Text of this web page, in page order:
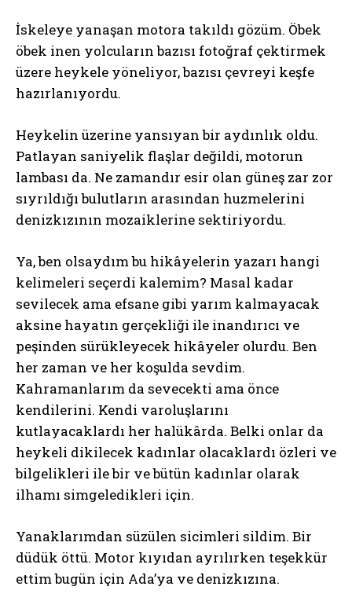
İskeleye yanaşan motora takıldı gözüm. Öbek
öbek inen yolcuların bazısı fotoğraf çektirmek
üzere heykele yöneliyor, bazısı çevreyi keşfe
hazırlanıyordu.
Heykelin üzerine yansıyan bir aydınlık oldu.
Patlayan saniyelik flaşlar değildi, motorun
lambası da. Ne zamandır esir olan güneş zar zor
sıyrıldığı bulutların arasından huzmelerini
denizkızının mozaiklerine sektiriyordu.
Ya, ben olsaydım bu hikâyelerin yazarı hangi
kelimeleri seçerdi kalemim? Masal kadar
sevilecek ama efsane gibi yarım kalmayacak
aksine hayatın gerçekliği ile inandırıcı ve
peşinden sürükleyecek hikâyeler olurdu. Ben
her zaman ve her koşulda sevdim.
Kahramanlarım da sevecekti ama önce
kendilerini. Kendi varoluşlarını
kutlayacaklardı her halükârda. Belki onlar da
heykeli dikilecek kadınlar olacaklardı özleri ve
bilgelikleri ile bir ve bütün kadınlar olarak
ilhamı simgeledikleri için.
Yanaklarımdan süzülen sicimleri sildim. Bir
düdük öttü. Motor kıyıdan ayrılırken teşekkür
ettim bugün için Ada’ya ve denizkızına.